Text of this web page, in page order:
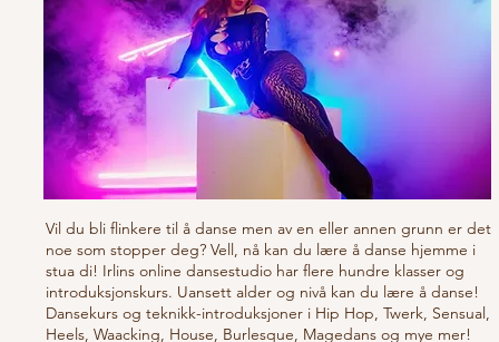
Vil du bli flinkere til å danse men av en eller annen grunn er det
noe som stopper deg? Vell, nå kan du lære å danse hjemme i
stua di! Irlins online dansestudio har flere hundre klasser og
introduksjonskurs. Uansett alder og nivå kan du lære å danse!
Dansekurs og teknikk-introduksjoner i Hip Hop, Twerk, Sensual,
Heels, Waacking, House, Burlesque, Magedans og mye mer!